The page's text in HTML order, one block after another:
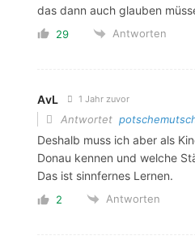
das dann auch glauben
29 Antworten
AvL 1 Jahr zuvor
Antwortet
Deshalb muss ich aber als
Donau kennen und welche
Das ist sinnfernes Lernen.
2 Antworten